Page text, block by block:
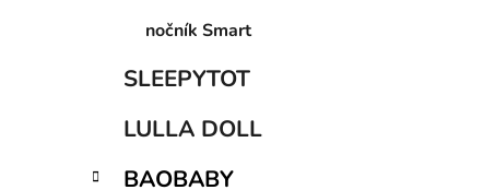
nočník Smart
SLEEPYTOT
LULLA DOLL
BAOBABY